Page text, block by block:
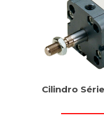
Cilindro